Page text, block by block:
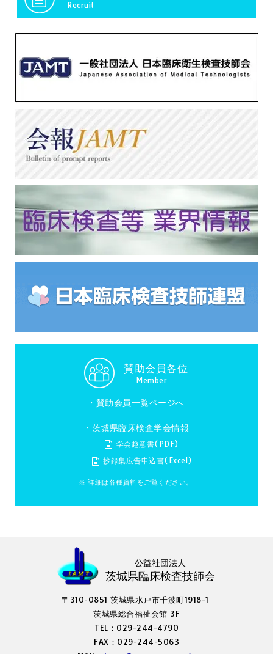
Recruit
賛助会員各位
Member
・ 賛助会員一覧ページへ
・茨城県臨床検査学会情報
学会趣意書(PDF)
抄録集広告申込書(Excel)
※ 詳細は各種資料をご覧ください。
公益社団法人
茨城県臨床検査技師会
〒310-0851 茨城県水戸市千波町1918-1
茨城県総合福祉会館 3F
TEL：029-244-4790
FAX：029-244-5063